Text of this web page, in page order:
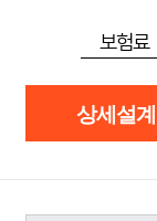
보험료
상세설계